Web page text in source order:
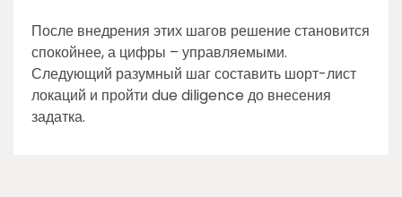
После внедрения этих шагов решение становится
спокойнее, а цифры – управляемыми.
Следующий разумный шаг составить шорт-лист
локаций и пройти due diligence до внесения
задатка.